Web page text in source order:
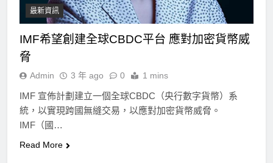
最新資訊
IMF希望創建全球CBDC平台 應對加密貨幣威
脅
Admin 3 年 ago 0 1 mins
IMF 宣佈計劃建立一個全球CBDC（央行數字貨幣）系
統，以實現跨國無縫交易，以應對加密貨幣威脅。
IMF（國…
Read More